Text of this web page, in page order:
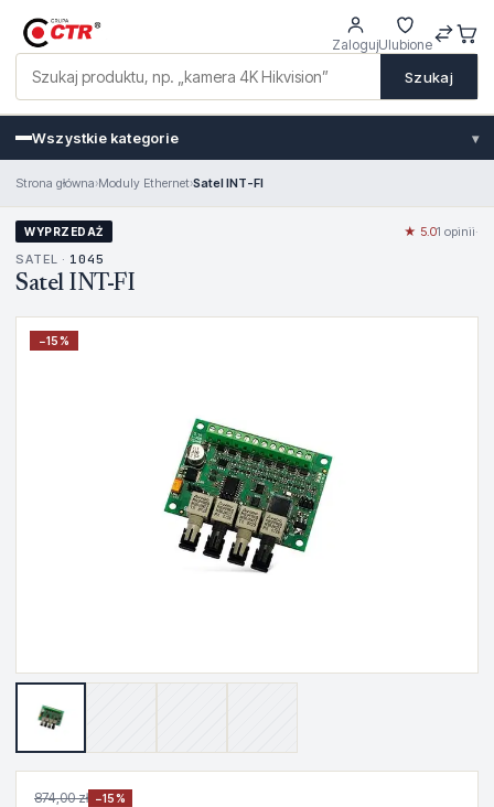
Szukaj
ZalogujUlubione
Wszystkie kategorie ▾
Strona główna›Moduly Ethernet›Satel INT-FI
WYPRZEDAŻ
SATEL · 1045
Satel INT-FI
★ 5.01 opinii·
−15%
874,00 zł −15%